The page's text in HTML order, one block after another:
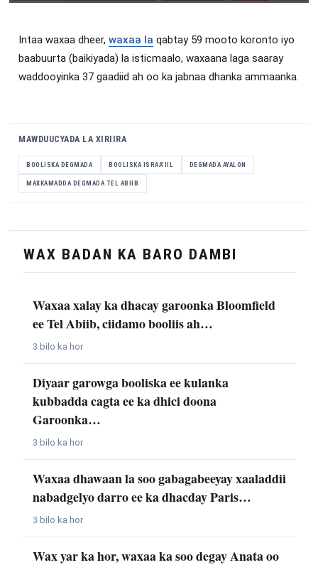
Intaa waxaa dheer, waxaa la qabtay 59 mooto koronto iyo
baabuurta (baikiyada) la isticmaalo, waxaana laga saaray
waddooyinka 37 gaadiid ah oo ka jabnaa dhanka ammaanka.
MAWDUUCYADA LA XIRIIRA
BOOLISKA DEGMADA BOOLISKA ISRAA'IIL DEGMADA AYALON
MAXKAMADDA DEGMADA TEL ABIIB
WAX BADAN KA BARO DAMBI
Waxaa xalay ka dhacay garoonka Bloomfield
ee Tel Abiib, ciidamo booliis ah…
3 bilo ka hor
Diyaar garowga booliska ee kulanka
kubbadda cagta ee ka dhici doona
Garoonka…
3 bilo ka hor
Waxaa dhawaan la soo gabagabeeyay xaaladdii
nabadgelyo darro ee ka dhacday Paris…
3 bilo ka hor
Wax yar ka hor, waxaa ka soo degay Anata oo